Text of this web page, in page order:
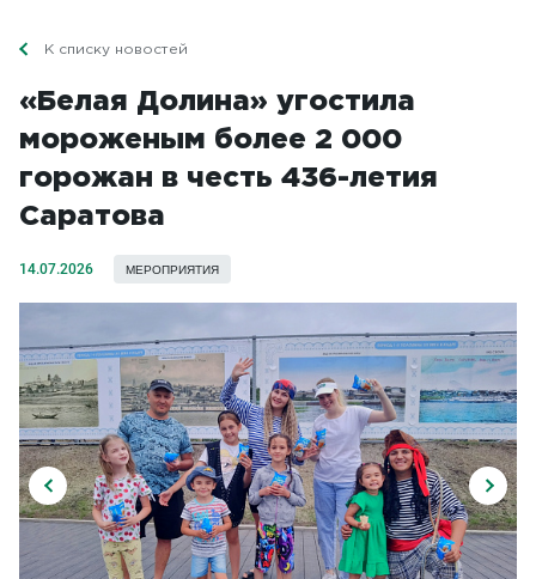
К списку новостей
«Белая Долина» угостила
мороженым более 2 000
горожан в честь 436-летия
Саратова
14.07.2026 МЕРОПРИЯТИЯ